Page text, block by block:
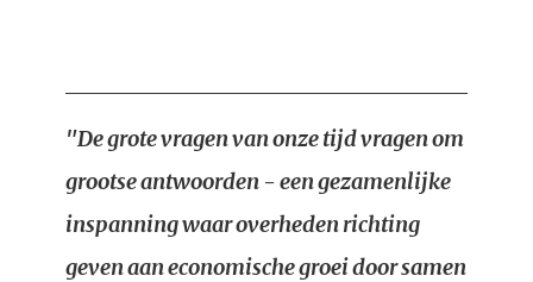
"De grote vragen van onze tijd vragen om
grootse antwoorden - een gezamenlijke
inspanning waar overheden richting
geven aan economische groei door samen